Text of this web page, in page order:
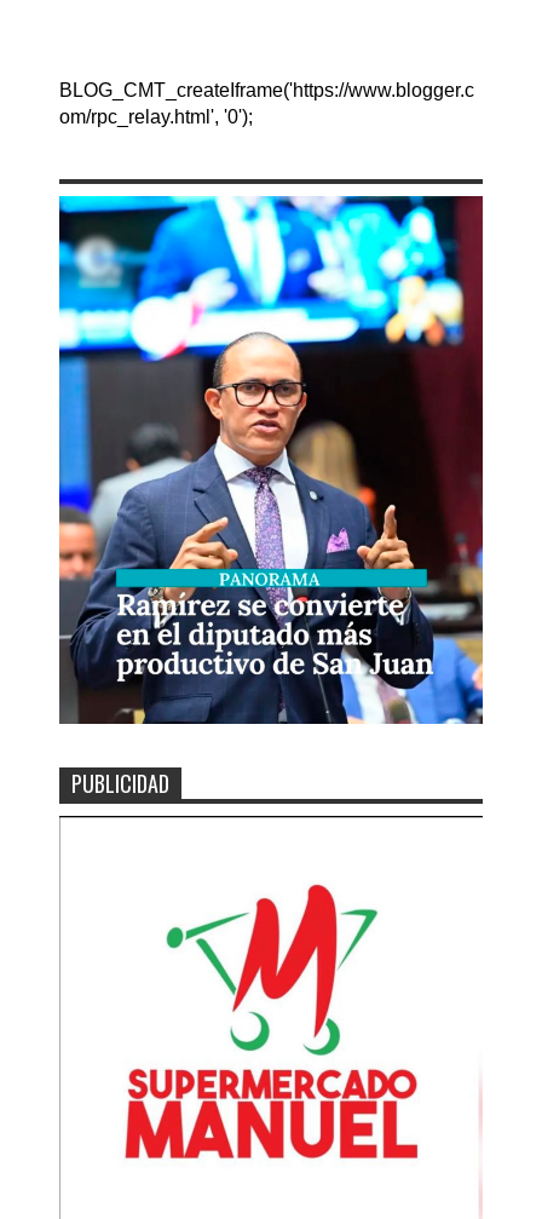
BLOG_CMT_createIframe('https://www.blogger.c
om/rpc_relay.html', '0');
PUBLICIDAD